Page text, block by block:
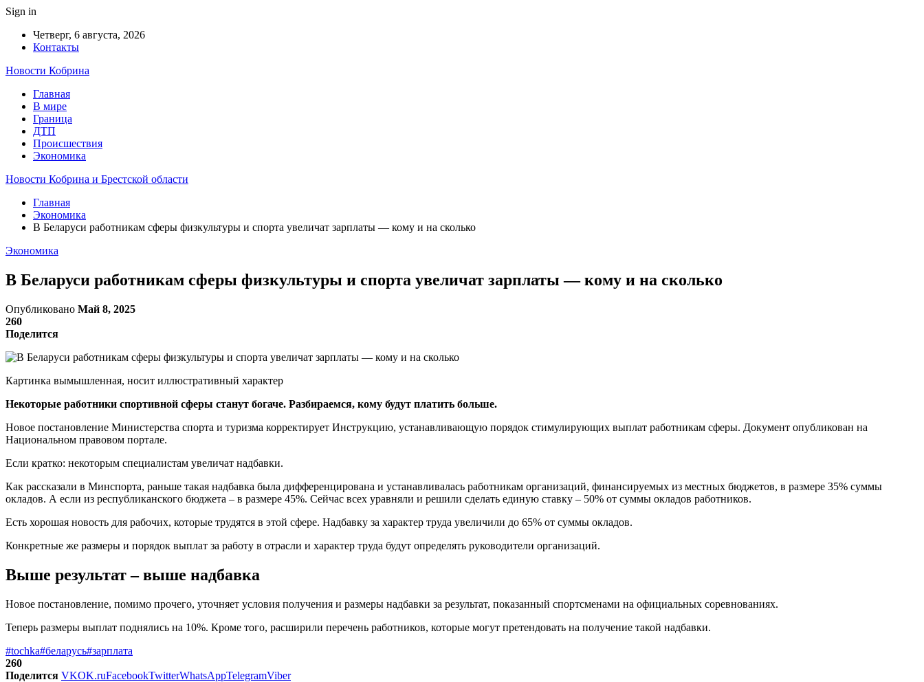
Sign in
Четверг, 6 августа, 2026
Контакты
Новости Кобрина
Главная
В мире
Граница
ДТП
Происшествия
Экономика
Новости Кобрина и Брестской области
Главная
Экономика
В Беларуси работникам сферы физкультуры и спорта увеличат зарплаты — кому и на сколько
Экономика
В Беларуси работникам сферы физкультуры и спорта увеличат зарплаты — кому и на сколько
Опубликовано Май 8, 2025
260
Поделится
Картинка вымышленная, носит иллюстративный характер
Некоторые работники спортивной сферы станут богаче. Разбираемся, кому будут платить больше.
Новое постановление Министерства спорта и туризма корректирует Инструкцию, устанавливающую порядок стимулирующих выплат работникам сферы. Документ опубликован на
Национальном правовом портале.
Если кратко: некоторым специалистам увеличат надбавки.
Как рассказали в Минспорта, раньше такая надбавка была дифференцирована и устанавливалась работникам организаций, финансируемых из местных бюджетов, в размере 35% суммы
окладов. А если из республиканского бюджета – в размере 45%. Сейчас всех уравняли и решили сделать единую ставку – 50% от суммы окладов работников.
Есть хорошая новость для рабочих, которые трудятся в этой сфере. Надбавку за характер труда увеличили до 65% от суммы окладов.
Конкретные же размеры и порядок выплат за работу в отрасли и характер труда будут определять руководители организаций.
Выше результат – выше надбавка
Новое постановление, помимо прочего, уточняет условия получения и размеры надбавки за результат, показанный спортсменами на официальных соревнованиях.
Теперь размеры выплат поднялись на 10%. Кроме того, расширили перечень работников, которые могут претендовать на получение такой надбавки.
#tochka#беларусь#зарплата
260
Поделится VKOK.ruFacebookTwitterWhatsAppTelegramViber